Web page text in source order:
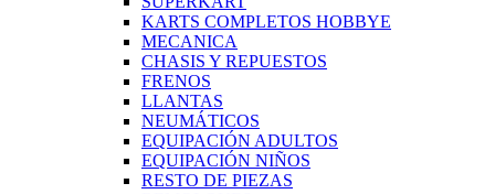
KARTS COMPLETOS HOBBYE
MECANICA
CHASIS Y REPUESTOS
FRENOS
LLANTAS
NEUMÁTICOS
EQUIPACIÓN ADULTOS
EQUIPACIÓN NIÑOS
RESTO DE PIEZAS